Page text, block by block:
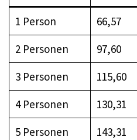
1 Person 66,57
2 Personen
97,60
3 Personen
115,60
4 Personen
130,31
5 Personen
143,31